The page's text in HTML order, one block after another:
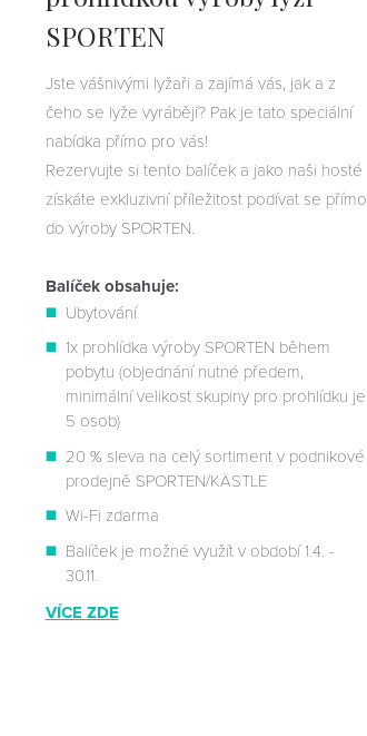
SPORTEN
Jste vášnivými lyžaři a zajímá vás, jak a z
čeho se lyže vyrábějí? Pak je tato speciální
nabídka přímo pro vás!
Rezervujte si tento balíček a jako naši hosté
získáte exkluzivní příležitost podívat se přímo
do výroby SPORTEN.
Balíček obsahuje:
Ubytování
1x prohlídka výroby SPORTEN během
pobytu (objednání nutné předem,
minimální velikost skupiny pro prohlídku je
5 osob)
20 % sleva na celý sortiment v podnikové
prodejně SPORTEN/KÄSTLE
Wi-Fi zdarma
Balíček je možné využít v období 1.4. -
30.11.
VÍCE ZDE